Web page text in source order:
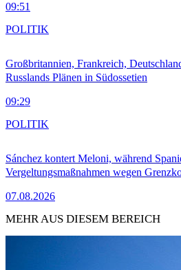
09:51
Großbritannien, Frankreich,
Russlands Plänen in Südossetien
09:29
POLITIK
Sánchez kontert Meloni, während
Vergeltungsmaßnahmen wegen
07.08.2026
POLITIK
MEHR AUS DIESEM BEREICH